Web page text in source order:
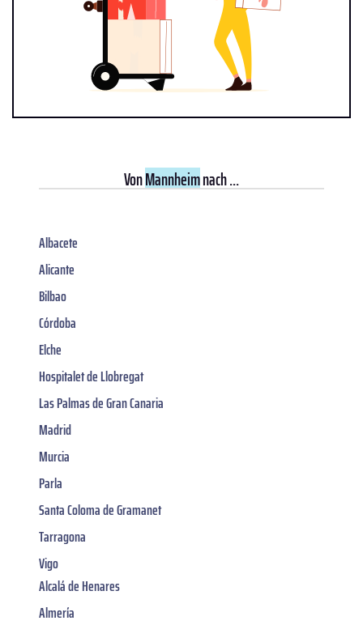
VonMannheimnach ...
Albacete
Alicante
Bilbao
Córdoba
Elche
Hospitalet de Llobregat
Las Palmas de Gran Canaria
Madrid
Murcia
Parla
Santa Coloma de Gramanet
Tarragona
Vigo
Alcalá de Henares
Almería